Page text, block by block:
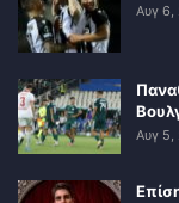
Αυγ 6,
Αυγ 5,